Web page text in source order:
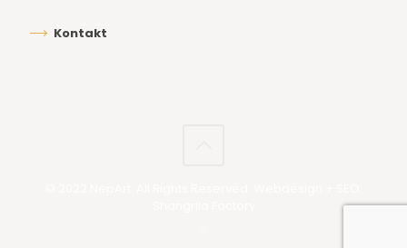
Kontakt